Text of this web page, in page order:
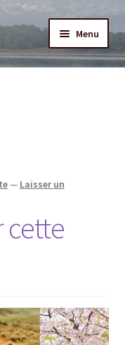
Menu
Ouvrir
— Laisser un
cette